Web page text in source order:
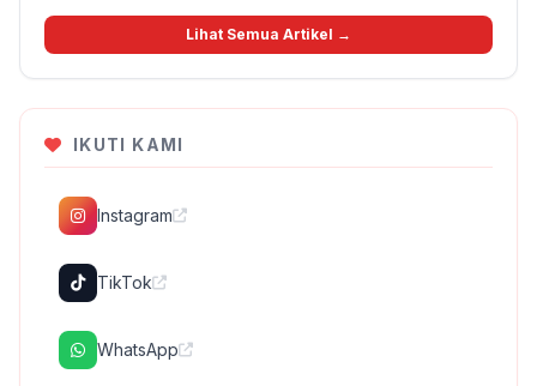
Lihat Semua Artikel →
IKUTI KAMI
Instagram
TikTok
WhatsApp